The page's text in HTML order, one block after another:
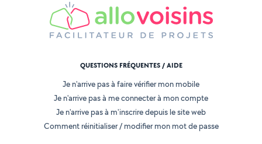
QUESTIONS FRÉQUENTES / AIDE
Je n'arrive pas à faire vérifier mon mobile
Je n'arrive pas à me connecter à mon compte
Je n'arrive pas à m'inscrire depuis le site web
Comment réinitialiser / modifier mon mot de passe